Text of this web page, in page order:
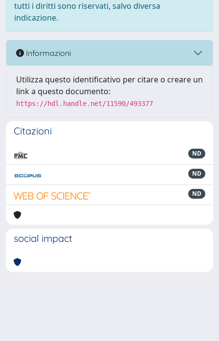
tutti i diritti sono riservati, salvo diversa
indicazione.
Informazioni
Utilizza questo identificativo per citare o creare un
link a questo documento:
https://hdl.handle.net/11590/493377
Citazioni
ND
ND
ND
social impact